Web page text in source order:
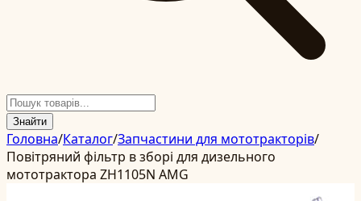
Знайти
Головна/Каталог/Запчастини для мототракторів/
Повітряний фільтр в зборі для дизельного
мототрактора ZH1105N AMG